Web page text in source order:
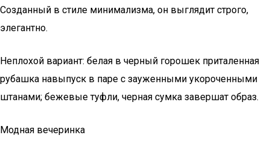
Созданный в стиле минимализма, он выглядит строго,
элегантно.
Неплохой вариант: белая в черный горошек приталенная
рубашка навыпуск в паре с зауженными укороченными
штанами; бежевые туфли, черная сумка завершат образ.
Модная вечеринка